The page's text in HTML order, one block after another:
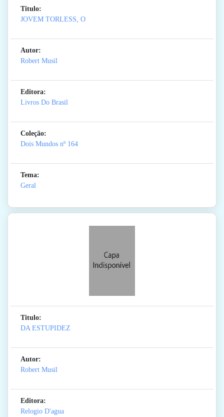
Titulo:
JOVEM TORLESS, O
Autor:
Robert Musil
Editora:
Livros Do Brasil
Coleção:
Dois Mundos nº 164
Tema:
Geral
Titulo:
DA ESTUPIDEZ
Autor:
Robert Musil
Editora:
Relogio D'agua